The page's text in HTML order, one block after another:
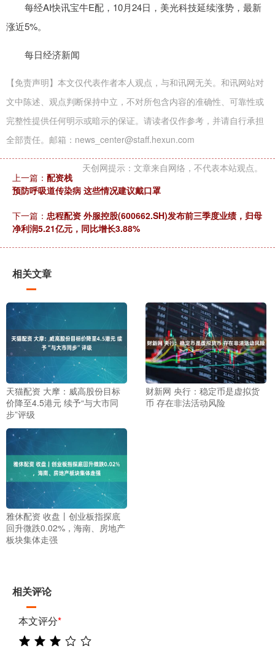
每经AI快讯宝牛E配，10月24日，美光科技延续涨势，最新
涨近5%。
每日经济新闻
【免责声明】本文仅代表作者本人观点，与和讯网无关。和讯网站对
文中陈述、观点判断保持中立，不对所包含内容的准确性、可靠性或
完整性提供任何明示或暗示的保证。请读者仅作参考，并请自行承担
全部责任。邮箱：news_center@staff.hexun.com
天创网提示：文章来自网络，不代表本站观点。
上一篇： 配资栈
预防呼吸道传染病 这些情况建议戴口罩
下一篇： 忠程配资 外服控股(600662.SH)发布前三季度业绩，归母
净利润5.21亿元，同比增长3.88%
相关文章
天猫配资 大摩：威高股份目标
价降至4.5港元 续予“与大市同
步”评级
财新网 央行：稳定币是虚拟货
币 存在非法活动风险
雅休配资 收盘丨创业板指探底
回升微跌0.02%，海南、房地产
板块集体走强
相关评论
本文评分*